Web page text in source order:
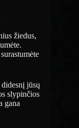
žiedus,
jūsų
slypinčios
gana